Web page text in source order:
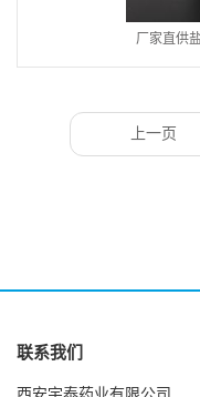
厂家直供
上一页
联系我们